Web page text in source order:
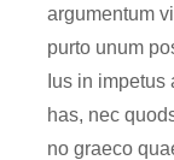
argumentum
purto unum
Ius in
has, nec
no graeco